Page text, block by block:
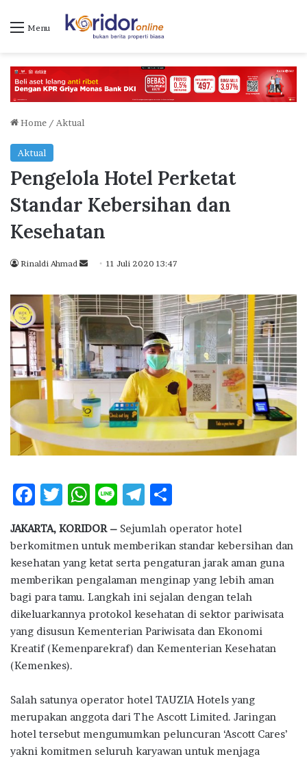
Menu
Home / Aktual
Aktual
Pengelola Hotel Perketat
Standar Kebersihan dan
Kesehatan
Rinaldi Ahmad
n
d
n
e
m
a
i
l
11 Juli 2020 13:47
F
e
b
o
o
k
T
it
te
r
W
at
s
A
p
p
Li
e
T
e
g
ra
m
ar
e
JAKARTA, KORIDOR – Sejumlah operator hotel
berkomitmen untuk memberikan standar kebersihan dan
kesehatan yang ketat serta pengaturan jarak aman guna
memberikan pengalaman menginap yang lebih aman
bagi para tamu. Langkah ini sejalan dengan telah
dikeluarkannya protokol kesehatan di sektor pariwisata
yang disusun Kementerian Pariwisata dan Ekonomi
Kreatif (Kemenparekraf) dan Kementerian Kesehatan
(Kemenkes).
Salah satunya operator hotel TAUZIA Hotels yang
merupakan anggota dari The Ascott Limited. Jaringan
hotel tersebut mengumumkan peluncuran ‘Ascott Cares’
yakni komitmen seluruh karyawan untuk menjaga